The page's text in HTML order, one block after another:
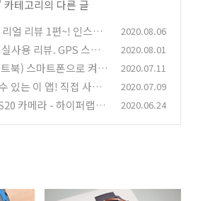
' 카테고리의 다른 글
얼 리뷰 1편~! 인스팅
징과 장단점
(0)
2020.08.06
사용 리뷰. GPS 스포
의 만남! 그러나... (0)
2020.08.01
북) 스마트폰으로 켜는
IOT 스마트 플러그)
(3)
2020.07.11
있는 이 앱! 직접 사용
2020.07.09
카메라 - 하이퍼랩스
2020.06.24